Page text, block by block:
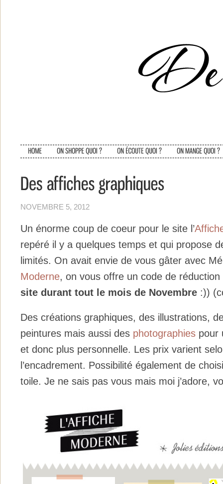
NOVEMBRE 5, 2012
Un énorme coup de coeur pour le site l’
repéré il y a quelques temps et qui propose
limités. On avait envie de vous gâter avec
Moderne, on vous offre un code de
site durant tout le mois de Novembre :))
Des créations graphiques, des illustrations,
peintures mais aussi des photographies pour
et donc plus personnelle. Les prix varient
l’encadrement. Possibilité également de
toile. Je ne sais pas vous mais moi j’adore,